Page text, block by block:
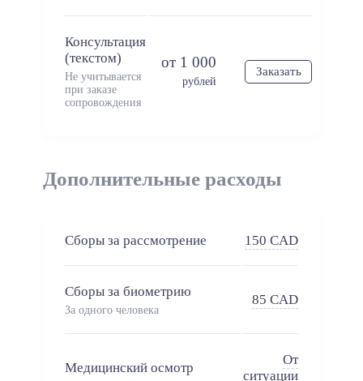
Консультация
(текстом)
Не учитывается
при заказе
сопровождения
от 1 000
рублей
Заказать
Дополнительные расходы
Сборы за рассмотрение 150 CAD
Сборы за биометрию
За одного человека
85 CAD
Медицинский осмотр
От
ситуации